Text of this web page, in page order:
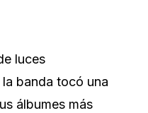
luces
banda tocó una
álbumes más